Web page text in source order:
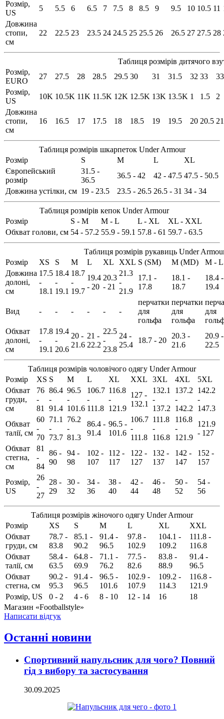
Розмір,
US
5 5.5 6 6.5 7 7.5 8 8.5 9 9.5 10 10.5 11
Довжина
стопи,
см
22 22.5 23 23.5 24 24.5 25 25.5 26 26.5 27 27.5 28
Таблиця розмірів дитячого
Розмір,
EURO
27 27.5 28 28.5 29.5 30 31 31.5 32 33
Розмір,
US
10K 10.5K 11K 11.5K 12K 12.5K 13K 13.5K 1 1.5
2
Довжина
стопи,
см
16 16.5 17 17.5 18 18.5 19 19.5 20 20.5 21
Таблиця розмірів шкарпеток Under Armour
Розмір
S M L
XL
Європейський
розмір
31.5 -
36.5
36.5 - 42 42 - 47.5 47.5 - 50.5
Довжина устілки, см 19 - 23.5 23.5 - 26.5 26.5 - 31 34 - 34
Таблиця розмірів кепок Under Armour
Розмір
S - M M - L L - XL
XL - XXL
Обхват голови, см 54 - 57.2 55.9 - 59.1 57.8 - 61 59.7 - 63.5
Таблиця розмірів рукавиць Under
Розмір
XS S M L XL XXL S (SM) M (MD)
M - L
Довжина
долоні,
см
17.5
-
18.1
18.4
-
19.1
18.7
-
19.7
19.4
- 20
20.3
- 21
21.3
-
21.9
17.1 -
17.8
18.1 -
18.7
18.4 -
19.4
Вид - - - - - -
перчатки
для
гольфа
перчатки
для
гольфа
для
Обхват
долоні,
см
17.8
-
19.1
19.4
-
20.6
20 -
21.6
21 -
22.2
22.5
-
23.8
24 -
25.4
18.7 - 20
20.3 -
21.6
20.9 -
22.5
Таблиця розмірів чоловічого одягу Under Armour
Розмір
XS S M L XL XXL 3XL 4XL
5XL
Обхват
груди,
см
76
-
81
86.4
-
91.4
96.5
-
101.6
106.7
-
111.8
116.8
-
121.9
127 -
132.1
132.1
-
137.2
137.2
-
142.2
142.2
-
147.3
Обхват
талії, см
60
-
70
71.1
-
73.7
76.2
-
81.3
86.4 -
91.4
96.5 -
101.6
106.7
-
111.8
111.8
-
116.8
116.8
-
121.9
121.9
- 127
Обхват
стегна,
см
81
-
84
86 -
90
94 -
98
102 -
107
112 -
117
122 -
127
132 -
137
142 -
147
152 -
157
Розмір,
US
26
-
27
28 -
29
30 -
32
34 -
36
38 -
40
42 -
44
46 -
48
50 -
52
54 -
56
Таблиця розмірів жіночого одягу Under Armour
Розмір
XS S M L XL
XXL
Обхват
груди, см
78.7 -
83.8
85.1 -
90.2
91.4 -
96.5
97.8 -
102.9
104.1 -
109.2
111.8 -
116.8
Обхват
талії, см
58.4 -
63.5
64.8 -
69.9
71.1 -
76.2
77.5 -
82.6
83.8 -
88.9
91.4 -
96.5
Обхват
стегна, см
90.2 -
95.3
91.4 -
96.5
96.5 -
101.6
102.9 -
107.9
109.2 -
114.3
116.8 -
121.9
Розмір, US
0 - 2 4 - 6 8 - 10 12 - 14 16
18
Магазин «Footballstyle»
Написати відгук
Останні новини
Спортивний напульсник для чого? Повний
гід з вибору та застосування
30.09.2025